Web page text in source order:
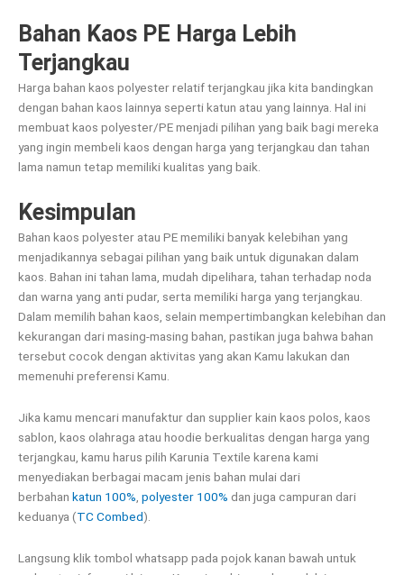
Bahan Kaos PE Harga Lebih
Terjangkau
Harga bahan kaos polyester relatif terjangkau jika kita bandingkan
dengan bahan kaos lainnya seperti katun atau yang lainnya. Hal ini
membuat kaos polyester/PE menjadi pilihan yang baik bagi mereka
yang ingin membeli kaos dengan harga yang terjangkau dan tahan
lama namun tetap memiliki kualitas yang baik.
Kesimpulan
Bahan kaos polyester atau PE memiliki banyak kelebihan yang
menjadikannya sebagai pilihan yang baik untuk digunakan dalam
kaos. Bahan ini tahan lama, mudah dipelihara, tahan terhadap noda
dan warna yang anti pudar, serta memiliki harga yang terjangkau.
Dalam memilih bahan kaos, selain mempertimbangkan kelebihan dan
kekurangan dari masing-masing bahan, pastikan juga bahwa bahan
tersebut cocok dengan aktivitas yang akan Kamu lakukan dan
memenuhi preferensi Kamu.
Jika kamu mencari manufaktur dan supplier kain kaos polos, kaos
sablon, kaos olahraga atau hoodie berkualitas dengan harga yang
terjangkau, kamu harus pilih Karunia Textile karena kami
menyediakan berbagai macam jenis bahan mulai dari
berbahan katun 100% polyester 100% dan juga campuran dari
keduanya (TC Combed).
Langsung klik tombol whatsapp pada pojok kanan bawah untuk